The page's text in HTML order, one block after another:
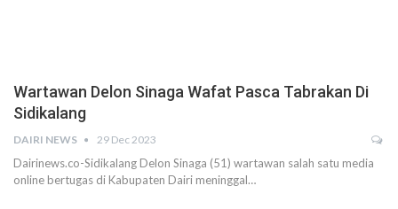
Wartawan Delon Sinaga Wafat Pasca Tabrakan Di
Sidikalang
DAIRI NEWS 29 Dec 2023
Dairinews.co-Sidikalang Delon Sinaga (51) wartawan salah satu media
online bertugas di Kabupaten Dairi meninggal…